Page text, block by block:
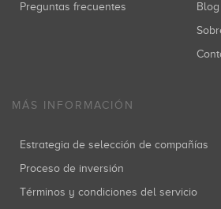
Preguntas frecuentes
MÁS INFORMACIÓN
Estrategia de selección de compañías
Proceso de inversión
Términos y condiciones del servicio